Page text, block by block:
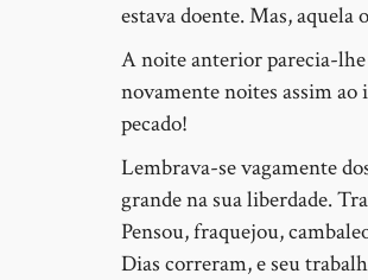
estava doente. Mas, aquela
A noite anterior parecia-
novamente noites assim ao
pecado!
Lembrava-se vagamente
grande na sua liberdade.
Pensou, fraquejou,
Dias correram, e seu